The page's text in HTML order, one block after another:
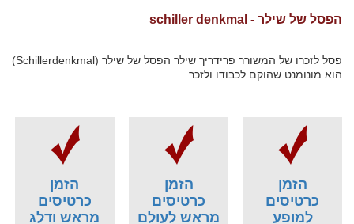
הפסל של שילר - schiller denkmal
פסל לזכרו של המשורר פרידריך שילר הפסל של שילר (Schillerdenkmal)
הוא מונומנט שהוקם לכבודו ולזכר...
הזמן
כרטיסים
למופע
הזמן
כרטיסים
מראש לעולם
הזמן
כרטיסים
מראש ודלג